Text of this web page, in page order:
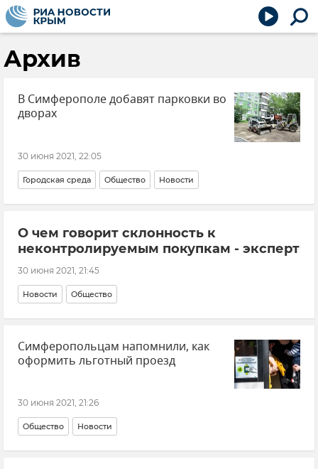
Архив
В Симферополе добавят парковки во
дворах
30 июня 2021, 22:05
Городская среда Общество Новости
О чем говорит склонность к
неконтролируемым покупкам - эксперт
30 июня 2021, 21:45
Новости Общество
Симферопольцам напомнили, как
оформить льготный проезд
30 июня 2021, 21:26
Общество Новости